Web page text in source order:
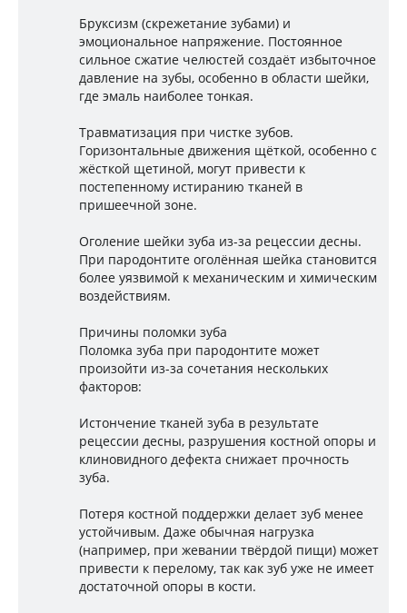
Бруксизм (скрежетание зубами) и
эмоциональное напряжение. Постоянное
сильное сжатие челюстей создаёт избыточное
давление на зубы, особенно в области шейки,
где эмаль наиболее тонкая.
Травматизация при чистке зубов.
Горизонтальные движения щёткой, особенно с
жёсткой щетиной, могут привести к
постепенному истиранию тканей в
пришеечной зоне.
Оголение шейки зуба из-за рецессии десны.
При пародонтите оголённая шейка становится
более уязвимой к механическим и химическим
воздействиям.
Причины поломки зуба
Поломка зуба при пародонтите может
произойти из-за сочетания нескольких
факторов:
Истончение тканей зуба в результате
рецессии десны, разрушения костной опоры и
клиновидного дефекта снижает прочность
зуба.
Потеря костной поддержки делает зуб менее
устойчивым. Даже обычная нагрузка
(например, при жевании твёрдой пищи) может
привести к перелому, так как зуб уже не имеет
достаточной опоры в кости.